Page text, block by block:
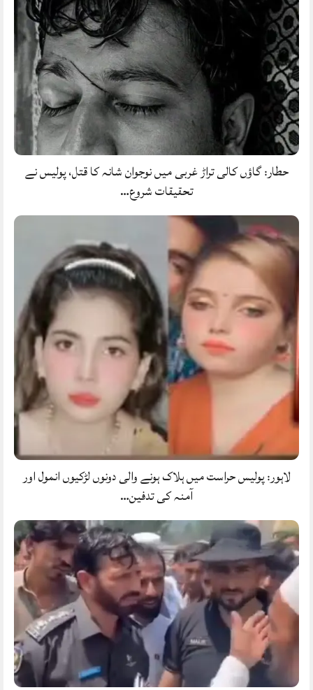
حطار: گاؤں کالی تراڑ غربی میں نوجوان شانہ کا قتل، پولیس نے
تحقیقات شروع…
لاہور: پولیس حراست میں ہلاک ہونے والی دونوں لڑکیوں انمول اور
آمنہ کی تدفین…